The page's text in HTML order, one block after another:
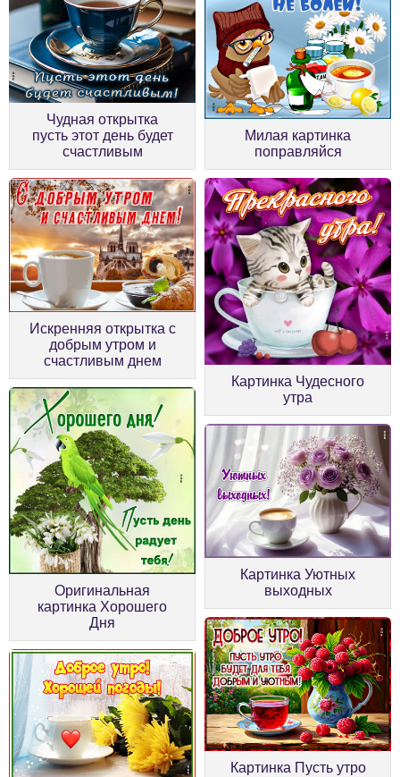
Чудная открытка
пусть этот день будет
счастливым
Милая картинка
поправляйся
Искренняя открытка с
добрым утром и
счастливым днем
Картинка Чудесного
утра
Оригинальная
картинка Хорошего
Дня
Картинка Уютных
выходных
Картинка Пусть утро